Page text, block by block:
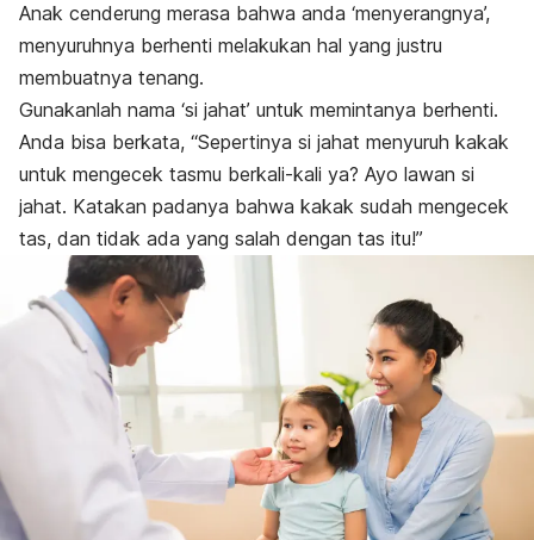
Anak cenderung merasa bahwa anda ‘menyerangnya’,
menyuruhnya berhenti melakukan hal yang justru
membuatnya tenang.
Gunakanlah nama ‘si jahat’ untuk memintanya berhenti.
Anda bisa berkata, “Sepertinya si jahat menyuruh kakak
untuk mengecek tasmu berkali-kali ya? Ayo lawan si
jahat. Katakan padanya bahwa kakak sudah mengecek
tas, dan tidak ada yang salah dengan tas itu!”